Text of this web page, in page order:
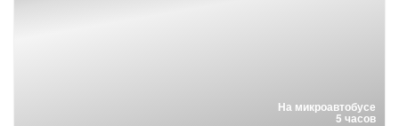
На микроавтобусе
5 часов